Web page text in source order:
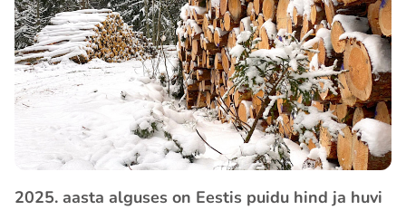
2025. aasta alguses on Eestis puidu hind ja huvi